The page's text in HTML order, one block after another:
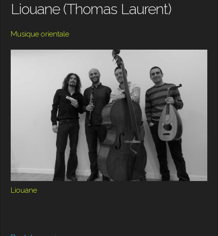
Liouane (Thomas Laurent)
Musique orientale
Liouane